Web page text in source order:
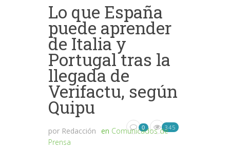
Lo que España
puede aprender
de Italia y
Portugal tras la
llegada de
Verifactu, según
Quipu
por Redacción en Comunicados de
Prensa
0 345